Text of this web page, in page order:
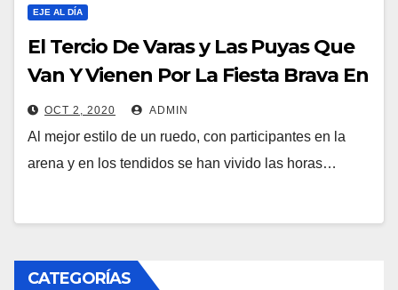
EJE AL DÍA
El Tercio De Varas y Las Puyas Que
Van Y Vienen Por La Fiesta Brava En
Manizales.
OCT 2, 2020 ADMIN
Al mejor estilo de un ruedo, con participantes en la
arena y en los tendidos se han vivido las horas…
CATEGORÍAS